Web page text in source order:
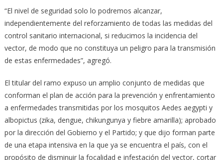
“El nivel de seguridad solo lo podremos alcanzar,
independientemente del reforzamiento de todas las medidas del
control sanitario internacional, si reducimos la incidencia del
vector, de modo que no constituya un peligro para la transmisión
de estas enfermedades”, agregó.
El titular del ramo expuso un amplio conjunto de medidas que
conforman el plan de acción para la prevención y enfrentamiento
a enfermedades transmitidas por los mosquitos Aedes aegypti y
albopictus (zika, dengue, chikungunya y fiebre amarilla); aprobado
por la dirección del Gobierno y el Partido; y que dijo forman parte
de una etapa intensiva en la que ya se encuentra el país, con el
propósito de disminuir la focalidad e infestación del vector, cortar